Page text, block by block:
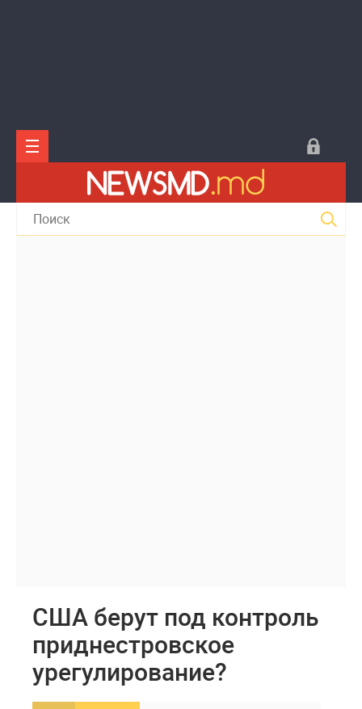
США берут под контроль
приднестровское
урегулирование?